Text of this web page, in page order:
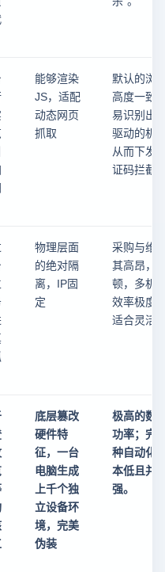
能够渲染
JS，适配
动态网页
抓取
默认的浏
高度一致
易识别出
驱动的机
从而下发
证码拦截
物理层面
的绝对隔
离，IP固
定
采购与维
其高昂，
顿，多机
效率极度
适合灵活
底层篡改
硬件特
征，一台
电脑生成
上千个独
立设备环
境，完美
伪装
极高的数
功率；完
种自动化
本低且并
强。